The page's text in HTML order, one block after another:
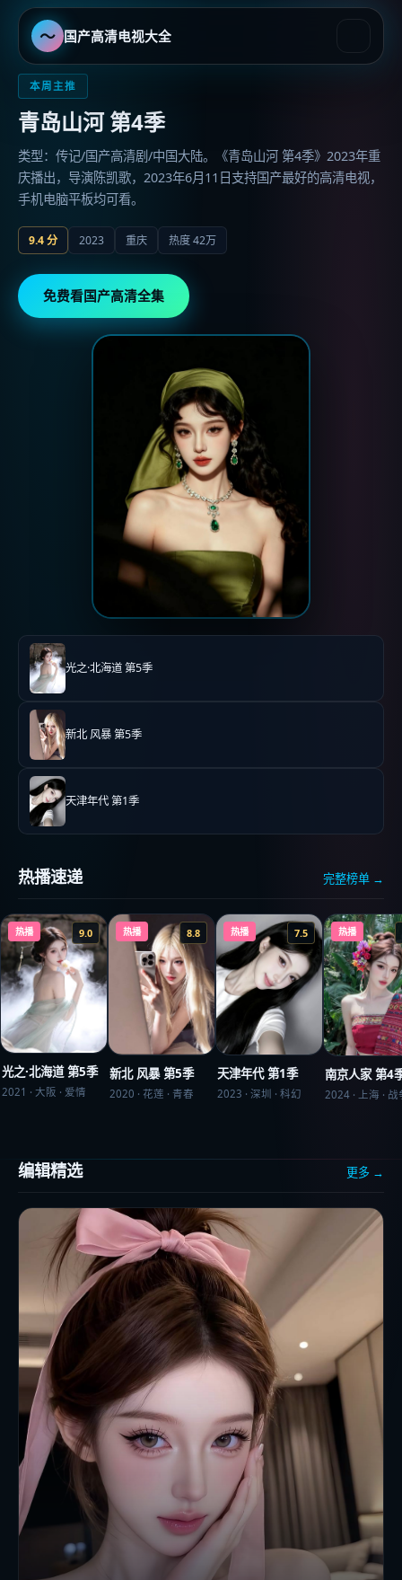
〜 国产高清电视大全
国产高清电视大全
本周主推
青岛山河 第4季
类型：传记/国产高清剧/中国大陆。《青岛山河 第4季》2023年重
庆播出，导演陈凯歌，2023年6月11日支持国产最好的高清电视，
手机电脑平板均可看。
9.4分 2023 重庆 热度42万
免费看国产高清全集
光之·北海道 第5季
新北 风暴 第5季
天津年代 第1季
热播速递 完整榜单 →
热播 9.0
光之·北海道 第5季
2021 · 大阪 · 爱情
热播 8.8
新北 风暴 第5季
2020 · 花莲 · 青春
热播 7.5
天津年代 第1季
2023 · 深圳 · 科幻
热播
南京人家 第4
2024 · 上海 · 战
编辑精选 更多 →